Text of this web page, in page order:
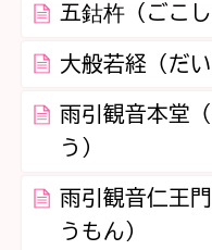
五鈷杵（ごこし
大般若経（だ
雨引観音本堂
う）
雨引観音仁王
うもん）